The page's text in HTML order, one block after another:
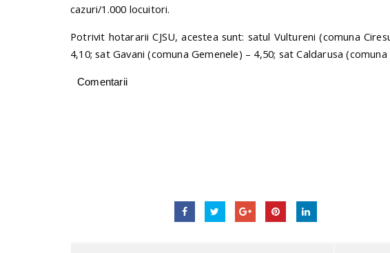
cazuri/1.000 locuitori.
Potrivit hotararii CJSU, acestea sunt: satul Vultureni (comuna
4,10; sat Gavani (comuna Gemenele) – 4,50; sat Caldarusa
Comentarii